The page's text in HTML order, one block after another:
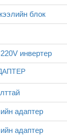
блок
инвертер
адаптер
адаптер